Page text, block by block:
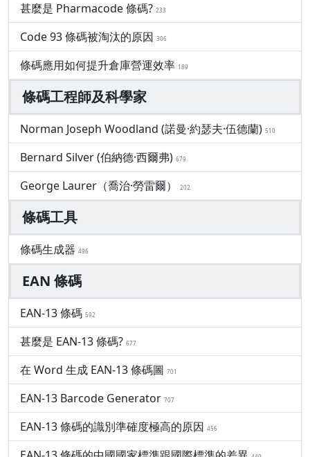
甚麼是 Pharmacode 條碼? 233
Code 93 條碼被淘汰的原因 306
條碼應用如何提升倉庫營運效率 189
條碼工程師及科學家
Norman Joseph Woodland (諾曼·約瑟夫·伍德蘭) 510
Bernard Silver (伯納德·西爾弗) 679
George Laurer（喬治·勞雷爾） 202
條碼工具
條碼生成器 496
EAN 條碼
EAN-13 條碼 592
甚麼是 EAN-13 條碼? 677
在 Word 生成 EAN-13 條碼圖 701
EAN-13 Barcode Generator 707
EAN-13 條碼的識別準確度極高的原因 456